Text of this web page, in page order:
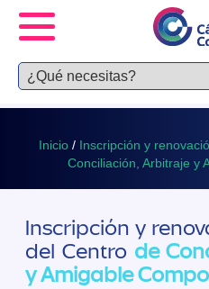
Inicio / Inscripción y
Conciliación, Arbitraje y
Inscripción y
del Centro de
y Amigable